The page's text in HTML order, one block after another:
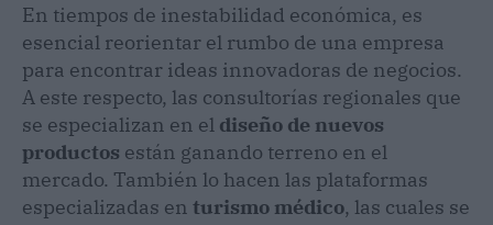
En tiempos de inestabilidad económica, es
esencial reorientar el rumbo de una empresa
para encontrar ideas innovadoras de negocios.
A este respecto, las consultorías regionales que
se especializan en el diseño de nuevos
productos están ganando terreno en el
mercado. También lo hacen las plataformas
especializadas en turismo médico, las cuales se